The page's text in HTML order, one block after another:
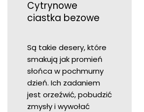
Cytrynowe
ciastka bezowe
Są takie desery, które
smakują jak promień
słońca w pochmurny
dzień. Ich zadaniem
jest orzeźwić, pobudzić
zmysły i wywołać